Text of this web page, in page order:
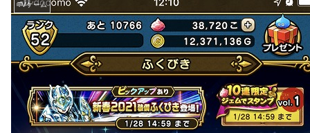
TVゲーム